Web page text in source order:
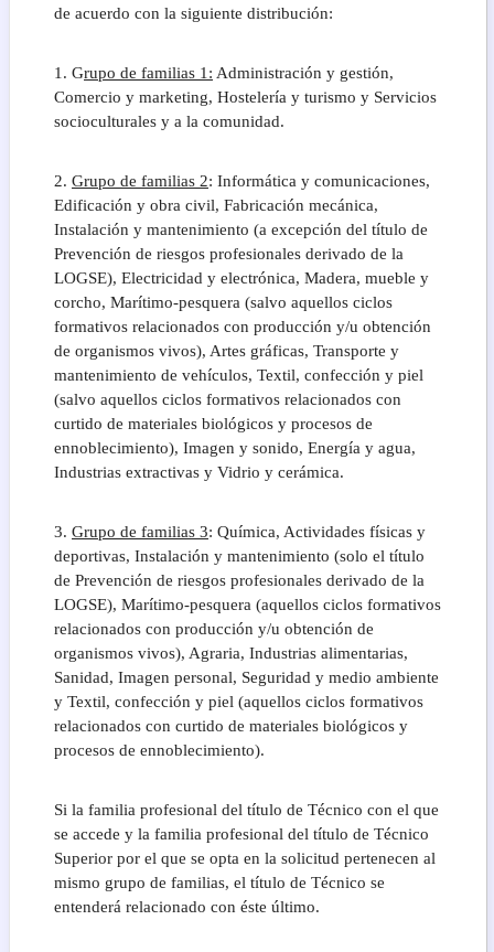
de acuerdo con la siguiente distribución:
1. Grupo de familias 1: Administración y gestión,
Comercio y marketing, Hostelería y turismo y Servicios
socioculturales y a la comunidad.
2. Grupo de familias 2: Informática y comunicaciones,
Edificación y obra civil, Fabricación mecánica,
Instalación y mantenimiento (a excepción del título de
Prevención de riesgos profesionales derivado de la
LOGSE), Electricidad y electrónica, Madera, mueble y
corcho, Marítimo-pesquera (salvo aquellos ciclos
formativos relacionados con producción y/u obtención
de organismos vivos), Artes gráficas, Transporte y
mantenimiento de vehículos, Textil, confección y piel
(salvo aquellos ciclos formativos relacionados con
curtido de materiales biológicos y procesos de
ennoblecimiento), Imagen y sonido, Energía y agua,
Industrias extractivas y Vidrio y cerámica.
3. Grupo de familias 3: Química, Actividades físicas y
deportivas, Instalación y mantenimiento (solo el título
de Prevención de riesgos profesionales derivado de la
LOGSE), Marítimo-pesquera (aquellos ciclos formativos
relacionados con producción y/u obtención de
organismos vivos), Agraria, Industrias alimentarias,
Sanidad, Imagen personal, Seguridad y medio ambiente
y Textil, confección y piel (aquellos ciclos formativos
relacionados con curtido de materiales biológicos y
procesos de ennoblecimiento).
Si la familia profesional del título de Técnico con el que
se accede y la familia profesional del título de Técnico
Superior por el que se opta en la solicitud pertenecen al
mismo grupo de familias, el título de Técnico se
entenderá relacionado con éste último.